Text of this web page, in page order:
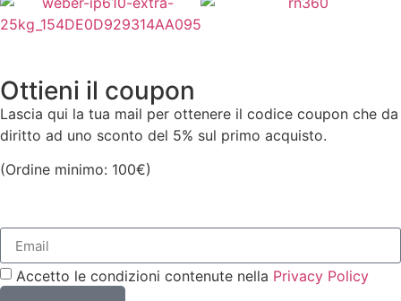
Aggiungi al Carrello Aggiungi al Carrello
3,30€ 20,00€
Ottieni il coupon
Lascia qui la tua mail per ottenere il codice coupon che da
diritto ad uno sconto del 5% sul primo acquisto.
(Ordine minimo: 100€)
Accetto le condizioni contenute nella Privacy Policy